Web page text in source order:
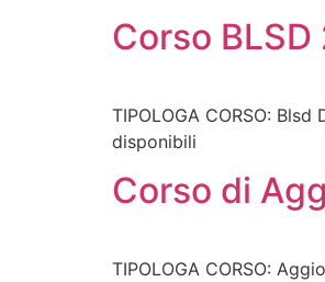
Corso
TIPOLOGA CORSO:
disponibili
Corso di
TIPOLOGA CORSO: